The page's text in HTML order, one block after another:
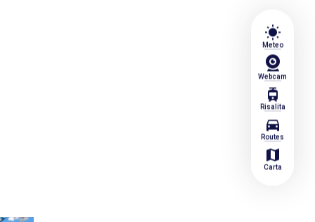
wb_sunny
Meteo
Webcam
tram
Risalita
directions_car
Routes
map
Carta